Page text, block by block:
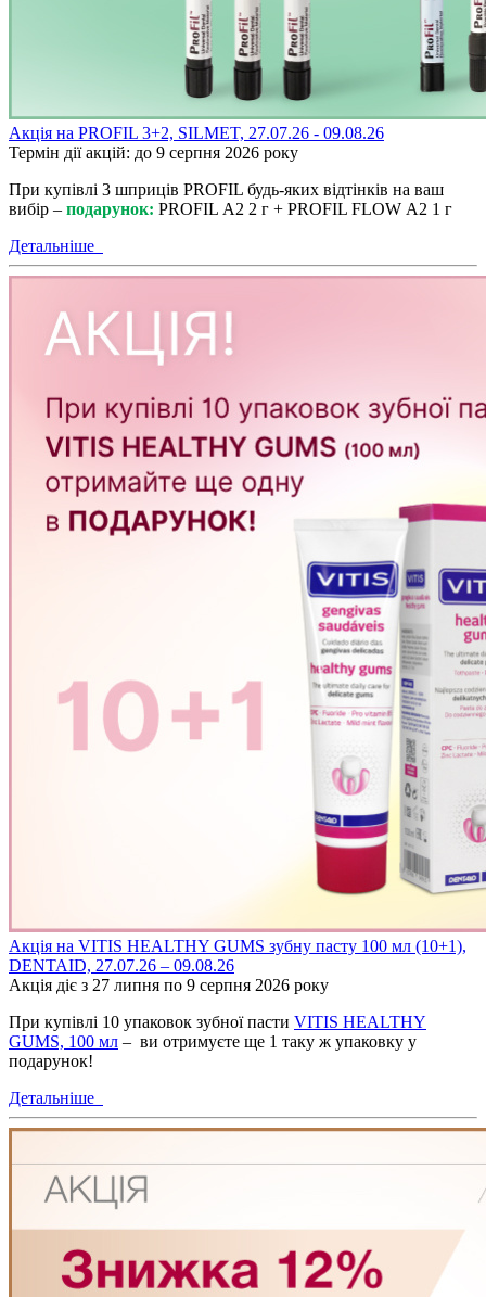
Акція на PROFIL 3+2, SILMET, 27.07.26 - 09.08.26
Термін дії акцій: до 9 серпня 2026 року
При купівлі 3 шприців PROFIL будь-яких відтінків на ваш
вибір – подарунок: PROFIL А2 2 г + PROFIL FLOW А2 1 г
Детальніше
Акція на VITIS HEALTHY GUMS зубну пасту 100 мл (10+1),
DENTAID, 27.07.26 – 09.08.26
Акція діє з 27 липня по 9 серпня 2026 року
При купівлі 10 упаковок зубної пасти VITIS HEALTHY
GUMS, 100 мл – ви отримуєте ще 1 таку ж упаковку у
подарунок!
Детальніше